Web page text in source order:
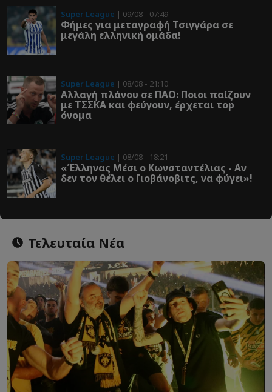
Super League | 09/08 - 07:49
Φήμες για μεταγραφή Τσιγγάρα σε
μεγάλη ελληνική ομάδα!
Super League | 08/08 - 21:10
Αλλαγή πλάνου σε ΠΑΟ: Ποιοι παίζουν
με ΤΣΣΚΑ και φεύγουν, έρχεται τοp
όνομα
Super League | 08/08 - 18:21
«Έλληνας Μέσι ο Κωνσταντέλιας - Αν
δεν τον θέλει ο Γιοβάνοβιτς, να φύγει»!
Τελευταία Νέα